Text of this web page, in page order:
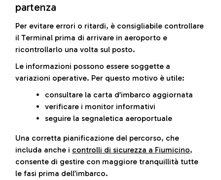
partenza
Per evitare errori o ritardi, è consigliabile controllare
il Terminal prima di arrivare in aeroporto e
ricontrollarlo una volta sul posto.
Le informazioni possono essere soggette a
variazioni operative. Per questo motivo è utile:
consultare la carta d’imbarco aggiornata
verificare i monitor informativi
seguire la segnaletica aeroportuale
Una corretta pianificazione del percorso, che
includa anche i controlli di sicurezza a Fiumicino,
consente di gestire con maggiore tranquillità tutte
le fasi prima dell’imbarco.